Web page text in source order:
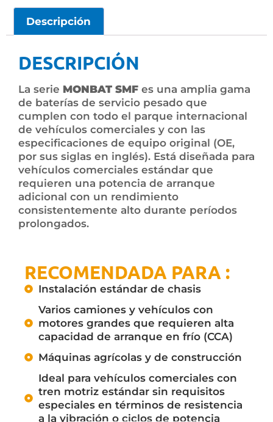
Descripción
DESCRIPCIÓN
La serie MONBAT SMF es una amplia gama
de baterías de servicio pesado que
cumplen con todo el parque internacional
de vehículos comerciales y con las
especificaciones de equipo original (OE,
por sus siglas en inglés). Está diseñada para
vehículos comerciales estándar que
requieren una potencia de arranque
adicional con un rendimiento
consistentemente alto durante períodos
prolongados.
RECOMENDADA PARA :
Instalación estándar de chasis
Varios camiones y vehículos con
motores grandes que requieren alta
capacidad de arranque en frío (CCA)
Máquinas agrícolas y de construcción
Ideal para vehículos comerciales con
tren motriz estándar sin requisitos
especiales en términos de resistencia
a la vibración o ciclos de potencia